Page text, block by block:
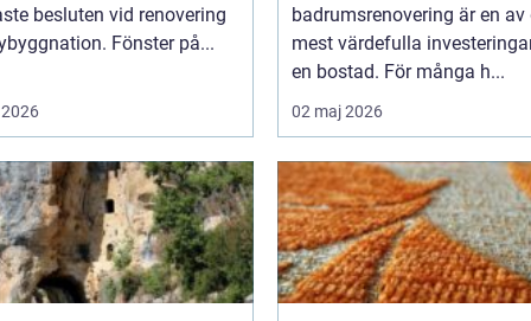
besluten vid renovering
Fönster på...
badrumsrenovering är en av
mest värdefulla
en bostad. För många h...
02 maj 2026